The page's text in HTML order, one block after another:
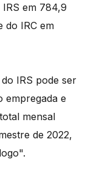
em 784,9
do IRC em
IRS pode ser
empregada e
mensal
de 2022,